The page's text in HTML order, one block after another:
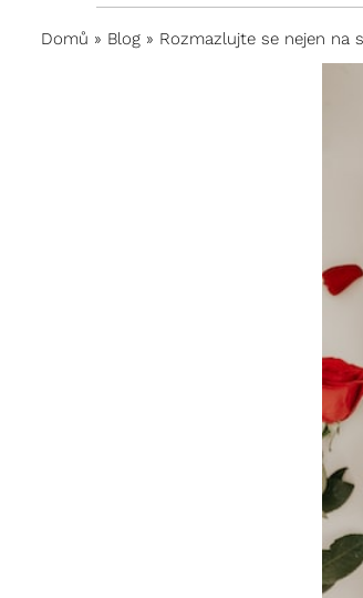
Domů » Blog » Rozmazlujte se nejen na